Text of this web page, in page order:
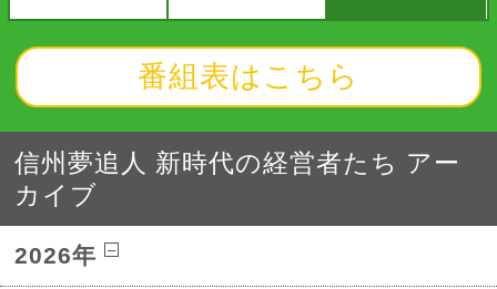
番組表はこちら
信州夢追人 新時代の経営者たち アー
カイブ
2026年